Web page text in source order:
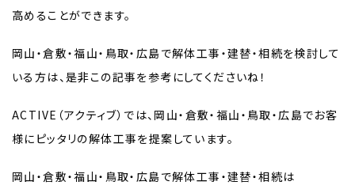
高めることができます。
岡山・倉敷・福山・鳥取・広島で解体工事・建替・相続を検討して
いる方は、是非この記事を参考にしてくださいね！
ACTIVE（アクティブ）では、岡山・倉敷・福山・鳥取・広島でお客
様にピッタリの解体工事を提案しています。
岡山・倉敷・福山・鳥取・広島で解体工事・建替・相続は